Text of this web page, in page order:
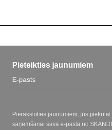
Pieteikties jaunumiem
Pierakstoties jaunumiem, jūs piekrītat
saņemšanai savā e-pastā no SKANDI